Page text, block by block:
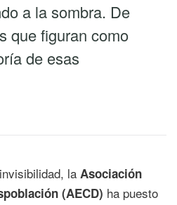
a la sombra. De
que figuran como
de esas
la Asociación
(AECD) ha puesto